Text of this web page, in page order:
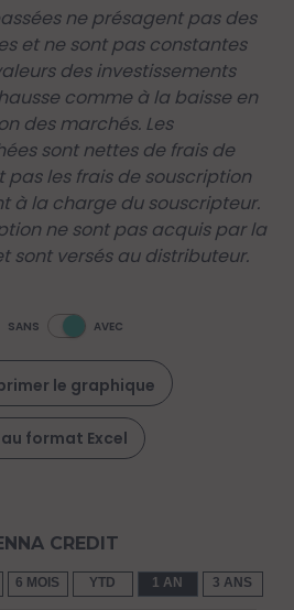
ne présagent pas des
et ne sont pas constantes
des investissements
comme à la baisse en
des marchés. Les
sont nettes de frais de
pas les frais de souscription
à la charge du souscripteur.
ne sont pas acquis par la
sont versés au distributeur.
SANS AVEC
le graphique
au format Excel
6 MOIS YTD 1 AN 3 ANS
CREDIT